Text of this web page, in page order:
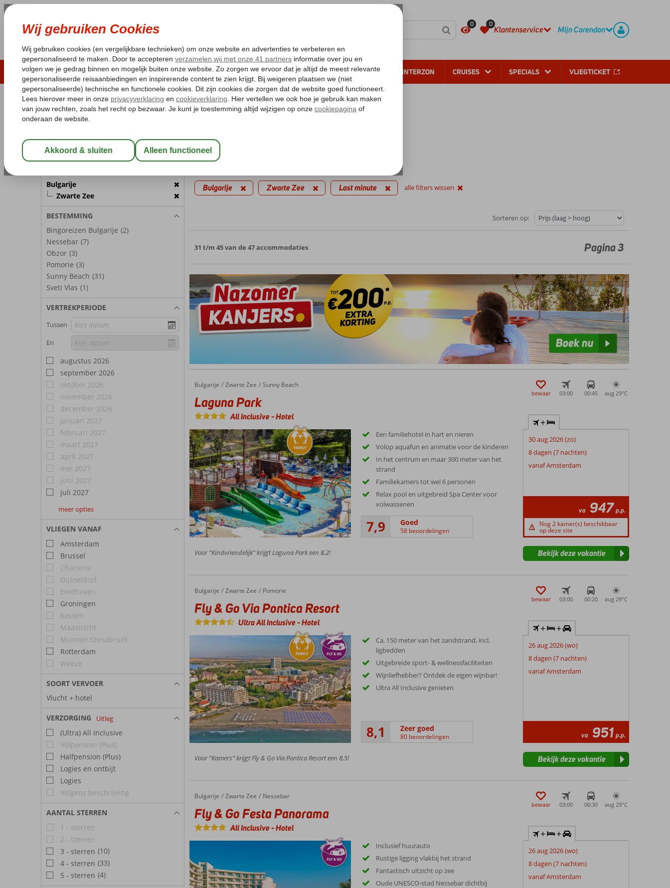
0 0
Klantenservice Mijn Corendon
LAST MINUTE ZOMER 2026 ZONVAKANTIE VERRE REIZEN ALL INCLUSIVE WINTERZON CRUISES SPECIALS VLIEGTICKET
Pakketgarantie Laagsteprijsgarantie* Gratis annuleren*
REISGEZELSCHAP
Wijzig Reisgezelschap
Bulgarije
Zwarte Zee
BESTEMMING
Bingoreizen Bulgarije (2)
Nessebar (7)
Obzor (3)
Pomorie (3)
Sunny Beach (31)
Sveti Vlas (1)
VERTREKPERIODE
Tussen
En
augustus 2026
september 2026
oktober 2026
november 2026
december 2026
januari 2027
februari 2027
maart 2027
april 2027
mei 2027
juni 2027
juli 2027
augustus
2027
meer opties
VLIEGEN VANAF
Amsterdam
Brussel
Charleroi
Düsseldorf
Eindhoven
Groningen
Keulen
Maastricht
Münster/Osnabrück
Rotterdam
Weeze
SOORT VERVOER
Vlucht + hotel
VERZORGING Uitleg
(Ultra) All Inclusive
Volpension (Plus)
Halfpension (Plus)
Logies en ontbijt
Logies
Volgens beschrijving
AANTAL STERREN
1 - sterren
2 - sterren
3 - sterren (10)
4 - sterren (33)
5 - sterren (4)
Last minute Zwarte Zee
47 aanbiedingen
Bulgarije Zwarte Zee Last minute alle filters wissen
Sorteren op:
31 t/m 45 van de 47 accommodaties Pagina 3
Home
Bulgarije Zwarte Zee Sunny Beach
Laguna Park
Laguna Park
All Inclusive-Hotel
bewaar 03:00 00:45 aug 29°C
Een familiehotel in hart en nieren
Volop aquafun en animatie voor de kinderen
In het centrum en maar 300 meter van het
strand
Familiekamers tot wel 6 personen
Relax pool en uitgebreid Spa Center voor
volwassenen
7,9 Goed
58 beoordelingen
+
30 aug 2026 (zo)
8 dagen (7 nachten)
vanaf Amsterdam
va 947 p.p.
Nog 2 kamer(s) beschikbaar
op deze site
Voor “Kindvriendelijk” krijgt Laguna Park een 8,2! Bekijk deze vakantie
Home
Bulgarije Zwarte Zee Pomorie
Fly & Go Via Pontica Resort
Fly & Go Via Pontica Resort
Ultra All Inclusive-Hotel
bewaar 03:00 00:20 aug 29°C
Ca. 150 meter van het zandstrand, incl.
ligbedden
Uitgebreide sport- & wellnessfaciliteiten
Wijnliefhebber? Ontdek de eigen wijnbar!
Ultra All Inclusive genieten
8,1 Zeer goed
80 beoordelingen
+ +
26 aug 2026 (wo)
8 dagen (7 nachten)
vanaf Amsterdam
va 951 p.p.
Voor “Kamers” krijgt Fly & Go Via Pontica Resort een 8,5! Bekijk deze vakantie
Home
Bulgarije Zwarte Zee Nessebar
Fly & Go Festa Panorama
Fly & Go Festa Panorama
All Inclusive-Hotel
bewaar 03:00 00:30 aug 29°C
Inclusief huurauto
Rustige ligging vlakbij het strand
Fantastisch uitzicht op zee
Oude UNESCO-stad Nessebar dichtbij
+ +
26 aug 2026 (wo)
8 dagen (7 nachten)
vanaf Amsterdam